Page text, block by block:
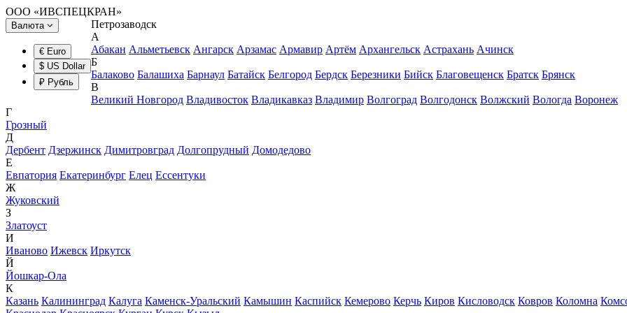
ООО «ИВСПЕЦКРАН»
Валюта
€ Euro
$ US Dollar
₽ Рубль
Петрозаводск
А
Абакан Альметьевск Ангарск Арзамас Армавир Артём Архангельск Астрахань Ачинск
Б
Балаково Балашиха Барнаул Батайск Белгород Бердск Березники Бийск Благовещенск Братск Брянск
В
Великий Новгород Владивосток Владикавказ Владимир Волгоград Волгодонск Волжский Вологда Воронеж
Г
Грозный
Д
Дербент Дзержинск Димитровград Долгопрудный Домодедово
Е
Евпатория Екатеринбург Елец Ессентуки
Ж
Жуковский
З
Златоуст
И
Иваново Ижевск Иркутск
Й
Йошкар-Ола
К
Казань Калининград Калуга Каменск-Уральский Камышин Каспийск Кемерово Керчь Киров Кисловодск Ковров Коломна